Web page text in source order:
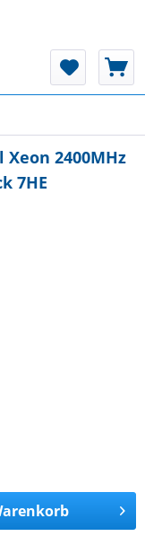
2400MHz
7HE